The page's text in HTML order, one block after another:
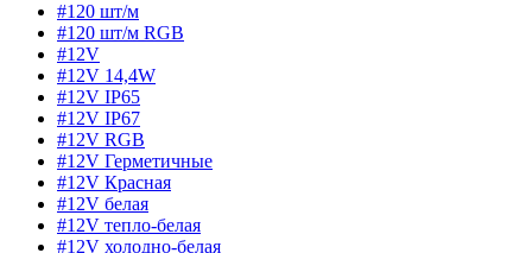
#120 шт/м
#120 шт/м RGB
#12V
#12V 14,4W
#12V IP65
#12V IP67
#12V RGB
#12V Герметичные
#12V Красная
#12V белая
#12V тепло-белая
#12V холодно-белая